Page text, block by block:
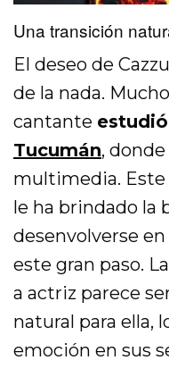
Una transición
El deseo de
de la nada.
cantante
Tucumán,
multimedia.
le ha brindado la
desenvolverse
este gran paso.
a actriz parece
natural para ella,
emoción en sus